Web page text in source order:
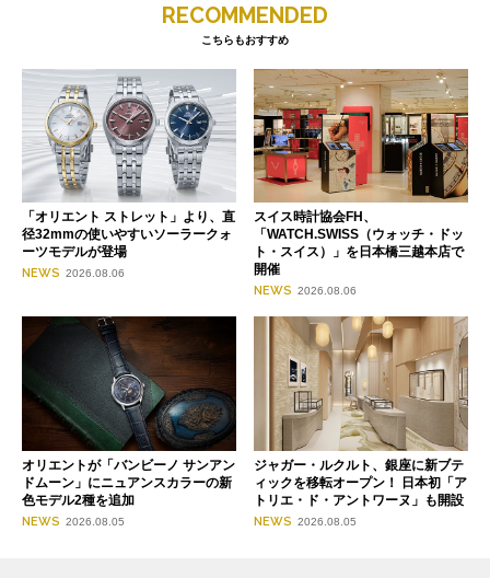
RECOMMENDED
こちらもおすすめ
「オリエント ストレット」より、直
径32mmの使いやすいソーラークォ
ーツモデルが登場
NEWS 2026.08.06
スイス時計協会FH、
「WATCH.SWISS（ウォッチ・ドッ
ト・スイス）」を日本橋三越本店で
開催
NEWS 2026.08.06
オリエントが「バンビーノ サンアン
ドムーン」にニュアンスカラーの新
色モデル2種を追加
NEWS 2026.08.05
ジャガー・ルクルト、銀座に新ブテ
ィックを移転オープン！ 日本初「ア
トリエ・ド・アントワーヌ」も開設
NEWS 2026.08.05